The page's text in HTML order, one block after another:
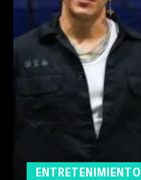
ENTRETENIMIENTO